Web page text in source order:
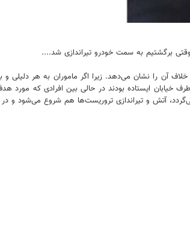
وقتی برگشتیم به سمت خودرو تیراندازی شد....
را نشان می‌دهد. زیرا اگر ماموران به هر دلیلی و
خیابان ایستاده بودند در حالی بین افرادی که
آتش و تیراندازی تروریست‌ها هم شروع می‌شود و